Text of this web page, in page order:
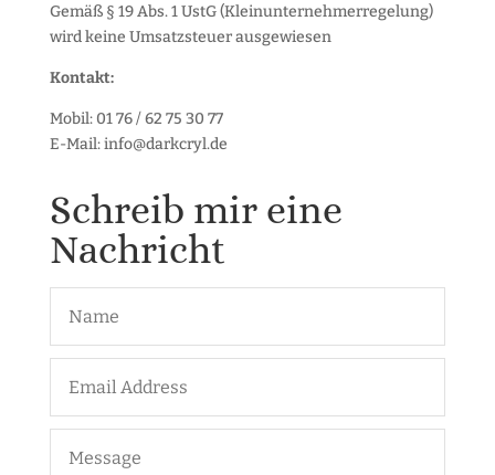
Gemäß § 19 Abs. 1 UstG (Kleinunternehmerregelung)
wird keine Umsatzsteuer ausgewiesen
Kontakt:
Mobil: 01 76 / 62 75 30 77
E-Mail: info@darkcryl.de
Schreib mir eine
Nachricht